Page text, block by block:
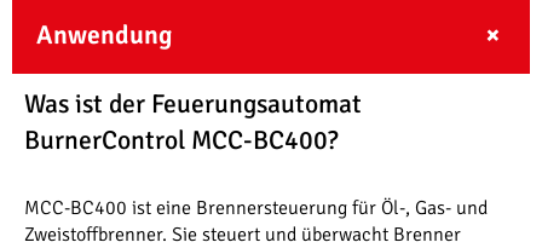
Anwendung
Was ist der Feuerungsautomat
BurnerControl MCC-BC400?
MCC-BC400 ist eine Brennersteuerung für Öl-, Gas- und
Zweistoffbrenner. Sie steuert und überwacht Brenner